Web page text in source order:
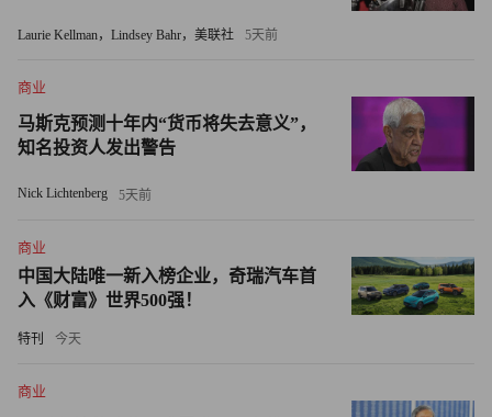
（American Airlines）的终身机票”，过着摇滚明星般的生
活，一路旅行一路狂欢。
库班的创业生涯也从此扶摇直上。上世纪90年代中期，他和
两位朋友卡梅隆·克里斯托弗·杰布与托德·瓦格纳共同创办了
司出售给雅虎（Yahoo），库班也由此跻身亿万富翁行列。
Laurie Kellman，Lindsey Bahr，美联社 5天前
商业
马斯克预测十年内“货币将失去意义”，
知名投资人发出警告
Nick Lichtenberg 5天前
商业
中国大陆唯一新入榜企业，奇瑞汽车首
入《财富》世界500强！
特刊 今天
商业